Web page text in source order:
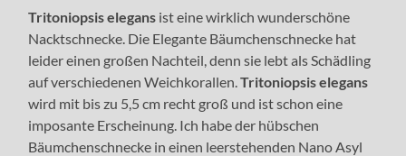
Tritoniopsis elegans ist eine wirklich wunderschöne
Nacktschnecke. Die Elegante Bäumchenschnecke hat
leider einen großen Nachteil, denn sie lebt als Schädling
auf verschiedenen Weichkorallen.Tritoniopsis elegans
wird mit bis zu 5,5 cm recht groß und ist schon eine
imposante Erscheinung. Ich habe der hübschen
Bäumchenschnecke in einen leerstehenden Nano Asyl